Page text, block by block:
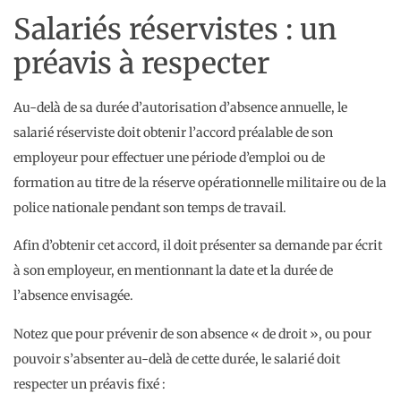
Salariés réservistes : un
préavis à respecter
Au-delà de sa durée d’autorisation d’absence annuelle, le
salarié réserviste doit obtenir l’accord préalable de son
employeur pour effectuer une période d’emploi ou de
formation au titre de la réserve opérationnelle militaire ou de la
police nationale pendant son temps de travail.
Afin d’obtenir cet accord, il doit présenter sa demande par écrit
à son employeur, en mentionnant la date et la durée de
l’absence envisagée.
Notez que pour prévenir de son absence « de droit », ou pour
pouvoir s’absenter au-delà de cette durée, le salarié doit
respecter un préavis fixé :